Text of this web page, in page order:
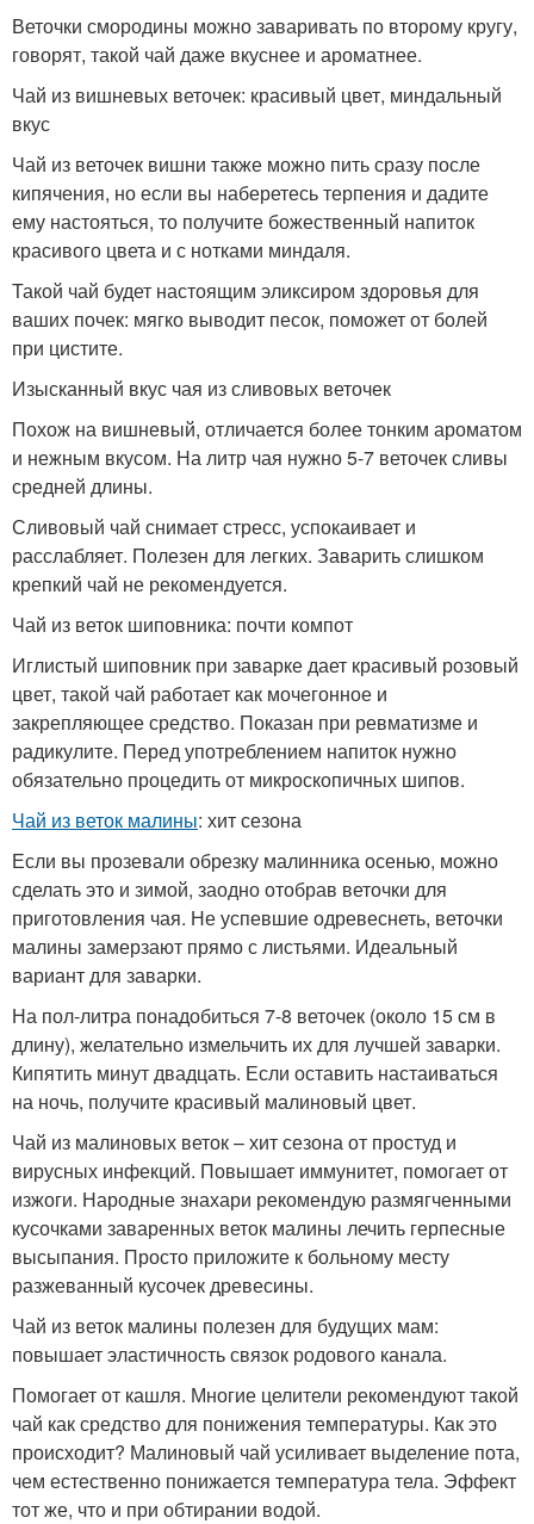
Веточки смородины можно заваривать по второму кругу,
говорят, такой чай даже вкуснее и ароматнее.
Чай из вишневых веточек: красивый цвет, миндальный
вкус
Чай из веточек вишни также можно пить сразу после
кипячения, но если вы наберетесь терпения и дадите
ему настояться, то получите божественный напиток
красивого цвета и с нотками миндаля.
Такой чай будет настоящим эликсиром здоровья для
ваших почек: мягко выводит песок, поможет от болей
при цистите.
Изысканный вкус чая из сливовых веточек
Похож на вишневый, отличается более тонким ароматом
и нежным вкусом. На литр чая нужно 5-7 веточек сливы
средней длины.
Сливовый чай снимает стресс, успокаивает и
расслабляет. Полезен для легких. Заварить слишком
крепкий чай не рекомендуется.
Чай из веток шиповника: почти компот
Иглистый шиповник при заварке дает красивый розовый
цвет, такой чай работает как мочегонное и
закрепляющее средство. Показан при ревматизме и
радикулите. Перед употреблением напиток нужно
обязательно процедить от микроскопичных шипов.
Чай из веток малины: хит сезона
Если вы прозевали обрезку малинника осенью, можно
сделать это и зимой, заодно отобрав веточки для
приготовления чая. Не успевшие одревеснеть, веточки
малины замерзают прямо с листьями. Идеальный
вариант для заварки.
На пол-литра понадобиться 7-8 веточек (около 15 см в
длину), желательно измельчить их для лучшей заварки.
Кипятить минут двадцать. Если оставить настаиваться
на ночь, получите красивый малиновый цвет.
Чай из малиновых веток – хит сезона от простуд и
вирусных инфекций. Повышает иммунитет, помогает от
изжоги. Народные знахари рекомендую размягченными
кусочками заваренных веток малины лечить герпесные
высыпания. Просто приложите к больному месту
разжеванный кусочек древесины.
Чай из веток малины полезен для будущих мам:
повышает эластичность связок родового канала.
Помогает от кашля. Многие целители рекомендуют такой
чай как средство для понижения температуры. Как это
происходит? Малиновый чай усиливает выделение пота,
чем естественно понижается температура тела. Эффект
тот же, что и при обтирании водой.